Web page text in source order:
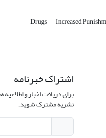
Drugs Increased
اشتراک خبرنامه
برای دریافت اخبار و
نشریه مشترک شوید.